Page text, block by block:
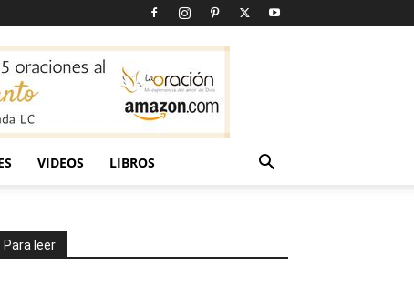
VIDEOS LIBROS
Para leer